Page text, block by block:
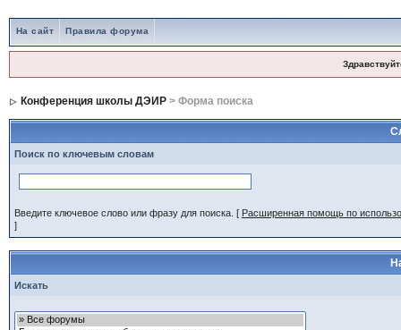
На сайт Правила форума
Конференция школы ДЭИР> Форма поиска
Поиск по ключевым словам
Введите ключевое слово или фразу для поиска. [ Расширенная помощь по
]
Искать